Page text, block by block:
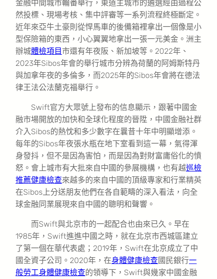
金融中間城市輪番舉行，東道主城市的遴選經由過程公
然投標、現場考核、集中評審等一系列流程終極斷定。
近年來亞牛土豪則從悍馬車的後備箱裡拿出一個像是小
型保險箱的東西，小心翼翼地拿出一張一元美金。洲主
辦城體檢項目市還有年夜阪、新加坡等。2022年、
2023年Sibos年會的舉行城市分辨為荷蘭的阿姆斯特丹
與加拿年夜的多倫多，而2025年的Sibos年會將在德法
律王法公法蘭克福舉行。
Swift官方大眾號上發布的信息顯示，跟著中國金
融市場開放的加快和全球化程度的晉陞，中國金融社群
介入Sibos的熱忱和多少數字在曩昔十年中明顯增添。
每年的Sibos年夜張水瓶在地下室看到這一幕，氣得渾
身發抖，但不是因為害怕，而是因為對財富庸俗化的憤
怒。會上城市有大批來自中國的參展機構，也有越巡檢
推薦健康檢查來越多的來自中國的頂級專家和行業精英
在Sibos上分送朋友他們在各自範疇的深入看法，向全
球金融同業展現來自中國的聰明和聲響。
而Swift與北京市的一起配合也由來已久。早在
1985年，Swift進進中國之時，就在北京市西城區建立
了第一個在華代表處；2019年，Swift在北京成立了中
國全資子公司。2020年，在身體健康檢查國民銀行一
般勞工身體健康檢查的領導下，Swift與幾家中國金融